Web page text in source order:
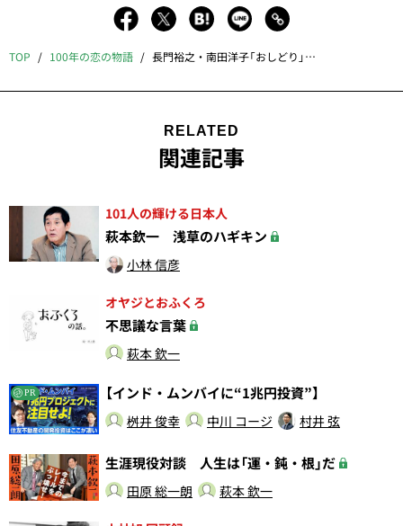
TOP 100年の恋の物語 長門裕之・南田洋子「おしどり」の真実
RELATED
関連記事
101人の輝ける日本人
萩本欽一 浅草のハギキン
小林 信彦
オヤジとおふくろ
不思議な言葉
萩本 欽一
PR 【インド・ムンバイに“1兆円投資”】
桝井 俊幸 中川 コージ 村井 弦
生涯現役対談 人生は「運・鈍・根」だ
田原 総一朗 萩本 欽一